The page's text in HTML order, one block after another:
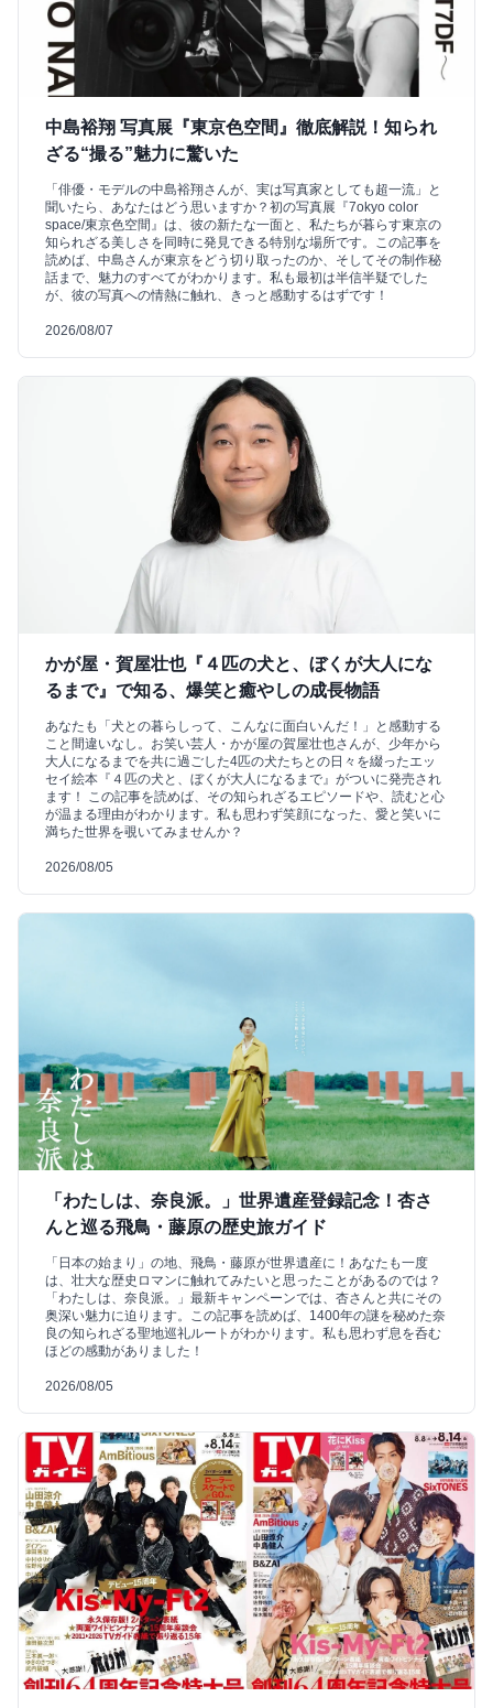
中島裕翔 写真展『東京色空間』徹底解説！知られ
ざる“撮る”魅力に驚いた
「俳優・モデルの中島裕翔さんが、実は写真家としても超一流」と
聞いたら、あなたはどう思いますか？初の写真展『7okyo color
space/東京色空間』は、彼の新たな一面と、私たちが暮らす東京の
知られざる美しさを同時に発見できる特別な場所です。この記事を
読めば、中島さんが東京をどう切り取ったのか、そしてその制作秘
話まで、魅力のすべてがわかります。私も最初は半信半疑でした
が、彼の写真への情熱に触れ、きっと感動するはずです！
2026/08/07
かが屋・賀屋壮也『４匹の犬と、ぼくが大人にな
るまで』で知る、爆笑と癒やしの成長物語
あなたも「犬との暮らしって、こんなに面白いんだ！」と感動する
こと間違いなし。お笑い芸人・かが屋の賀屋壮也さんが、少年から
大人になるまでを共に過ごした4匹の犬たちとの日々を綴ったエッ
セイ絵本『４匹の犬と、ぼくが大人になるまで』がついに発売され
ます！ この記事を読めば、その知られざるエピソードや、読むと心
が温まる理由がわかります。私も思わず笑顔になった、愛と笑いに
満ちた世界を覗いてみませんか？
2026/08/05
「わたしは、奈良派。」世界遺産登録記念！杏さ
んと巡る飛鳥・藤原の歴史旅ガイド
「日本の始まり」の地、飛鳥・藤原が世界遺産に！あなたも一度
は、壮大な歴史ロマンに触れてみたいと思ったことがあるのでは？
「わたしは、奈良派。」最新キャンペーンでは、杏さんと共にその
奥深い魅力に迫ります。この記事を読めば、1400年の謎を秘めた奈
良の知られざる聖地巡礼ルートがわかります。私も思わず息を呑む
ほどの感動がありました！
2026/08/05